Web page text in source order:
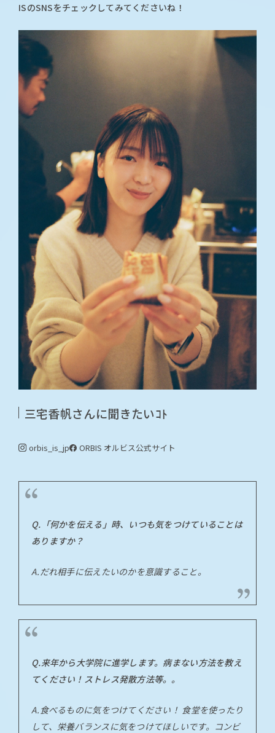
ISのSNSをチェックしてみてくださいね！
三宅香帆さんに聞きたいｺﾄ
orbis_is_jp ORBIS オルビス公式サイト
Q.「何かを伝える」時、いつも気をつけていることは
ありますか？
A.だれ相手に伝えたいのかを意識すること。
Q.来年から大学院に進学します。病まない方法を教え
てください！ストレス発散方法等。。
A.食べるものに気をつけてください！ 食堂を使ったり
して、栄養バランスに気をつけてほしいです。コンビ